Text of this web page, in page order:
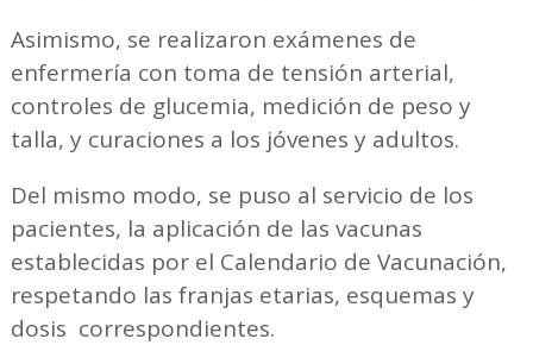
Asimismo, se realizaron exámenes de
enfermería con toma de tensión arterial,
controles de glucemia, medición de peso y
talla, y curaciones a los jóvenes y adultos.
Del mismo modo, se puso al servicio de los
pacientes, la aplicación de las vacunas
establecidas por el Calendario de Vacunación,
respetando las franjas etarias, esquemas y
dosis correspondientes.